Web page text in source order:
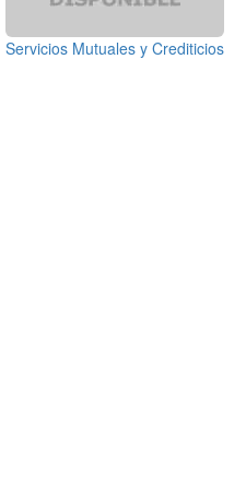
Servicios Mutuales y Crediticios